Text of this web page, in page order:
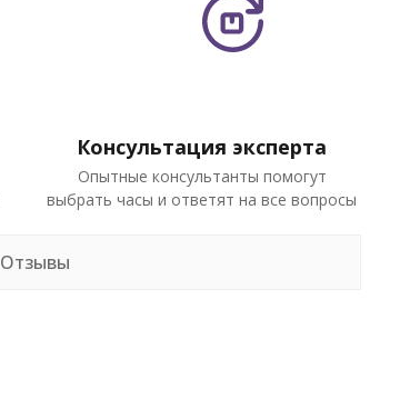
Консультация эксперта
Опытные консультанты помогут
выбрать часы и ответят на все вопросы
Отзывы